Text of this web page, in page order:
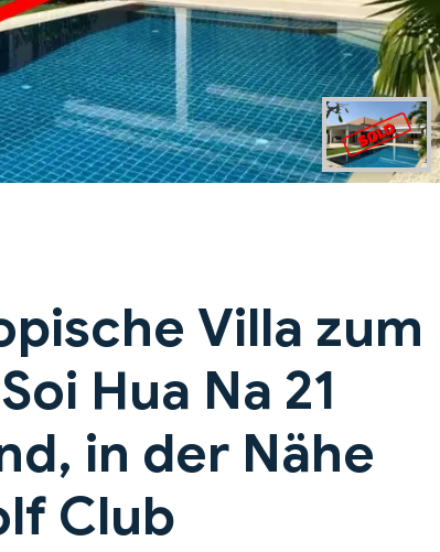
Villa zum
Hua Na 21
in der Nähe
Club